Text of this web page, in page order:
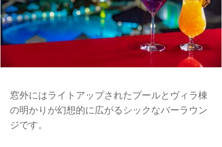
窓外にはライトアップされたプールとヴィラ棟
の明かりが幻想的に広がるシックなバーラウン
ジです。